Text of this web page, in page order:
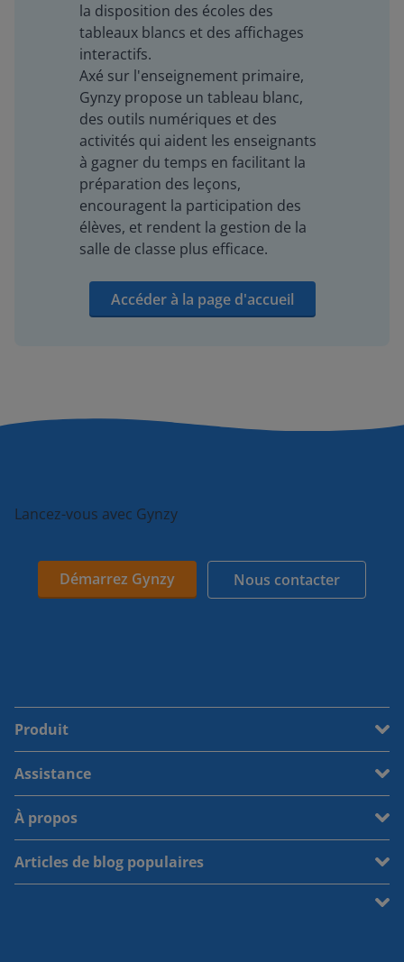
la disposition des écoles des
tableaux blancs et des affichages
interactifs.
Axé sur l'enseignement primaire,
Gynzy propose un tableau blanc,
des outils numériques et des
activités qui aident les enseignants
à gagner du temps en facilitant la
préparation des leçons,
encouragent la participation des
élèves, et rendent la gestion de la
salle de classe plus efficace.
Accéder à la page d'accueil
Lancez-vous avec Gynzy
Démarrez Gynzy Nous contacter
Produit
Assistance
À propos
Articles de blog populaires